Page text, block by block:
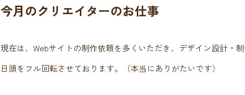
今月のクリエイターのお仕事
現在は、Webサイトの制作依頼を多くいただき、デザイン設計・
日頭をフル回転させております。（本当にありがたいです）